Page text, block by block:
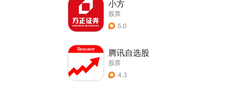
小方
股票
5.0
腾讯自选股
股票
4.3